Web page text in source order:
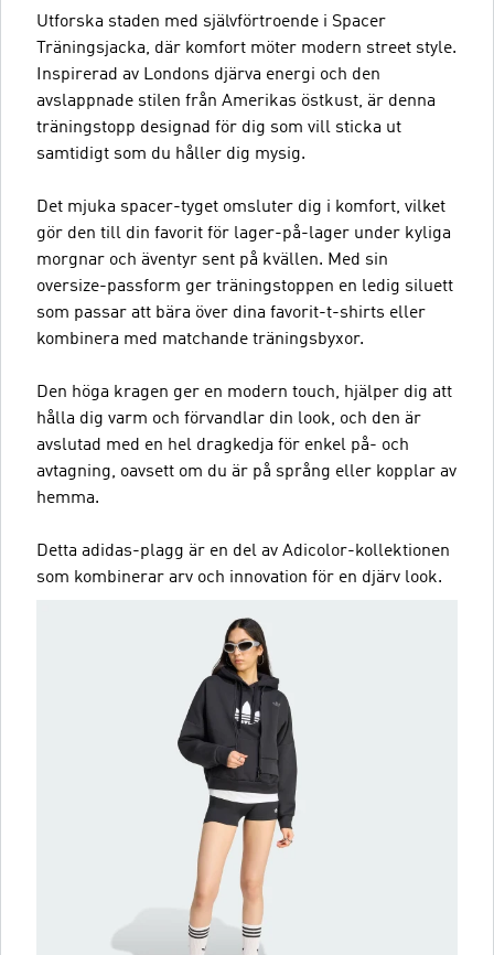
Utforska staden med självförtroende i Spacer
Träningsjacka, där komfort möter modern street style.
Inspirerad av Londons djärva energi och den
avslappnade stilen från Amerikas östkust, är denna
träningstopp designad för dig som vill sticka ut
samtidigt som du håller dig mysig.
Det mjuka spacer-tyget omsluter dig i komfort, vilket
gör den till din favorit för lager-på-lager under kyliga
morgnar och äventyr sent på kvällen. Med sin
oversize-passform ger träningstoppen en ledig siluett
som passar att bära över dina favorit-t-shirts eller
kombinera med matchande träningsbyxor.
Den höga kragen ger en modern touch, hjälper dig att
hålla dig varm och förvandlar din look, och den är
avslutad med en hel dragkedja för enkel på- och
avtagning, oavsett om du är på språng eller kopplar av
hemma.
Detta adidas-plagg är en del av Adicolor-kollektionen
som kombinerar arv och innovation för en djärv look.